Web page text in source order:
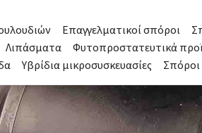
Επαγγελματικοί σπόροι
Λιπάσματα Φυτοπροστατευτικά
Υβρίδια μικροσυσκευασίες